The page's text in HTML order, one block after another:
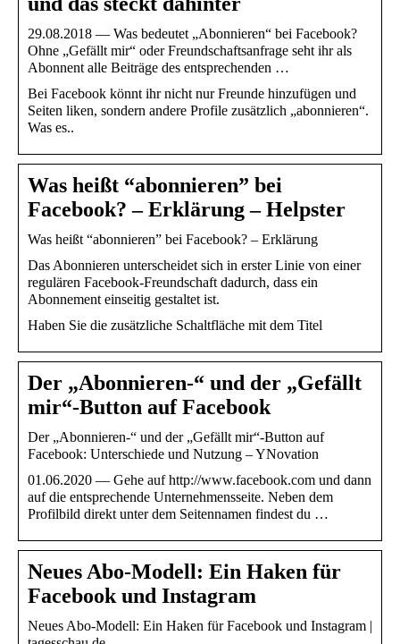
29.08.2018 — Was bedeutet „Abonnieren“ bei Facebook?
Ohne „Gefällt mir“ oder Freundschaftsanfrage seht ihr als
Abonnent alle Beiträge des entsprechenden …
Bei Facebook könnt ihr nicht nur Freunde hinzufügen und
Seiten liken, sondern andere Profile zusätzlich „abonnieren“.
Was es..
Was heißt “abonnieren” bei
Facebook? – Erklärung – Helpster
Was heißt “abonnieren” bei Facebook? – Erklärung
Das Abonnieren unterscheidet sich in erster Linie von einer
regulären Facebook-Freundschaft dadurch, dass ein
Abonnement einseitig gestaltet ist.
Haben Sie die zusätzliche Schaltfläche mit dem Titel
Der „Abonnieren-“ und der „Gefällt
mir“-Button auf Facebook
Der „Abonnieren-“ und der „Gefällt mir“-Button auf
Facebook: Unterschiede und Nutzung – YNovation
01.06.2020 — Gehe auf http://www.facebook.com und dann
auf die entsprechende Unternehmensseite. Neben dem
Profilbild direkt unter dem Seitennamen findest du …
Neues Abo-Modell: Ein Haken für
Facebook und Instagram
Neues Abo-Modell: Ein Haken für Facebook und Instagram |